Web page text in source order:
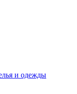
и одежды